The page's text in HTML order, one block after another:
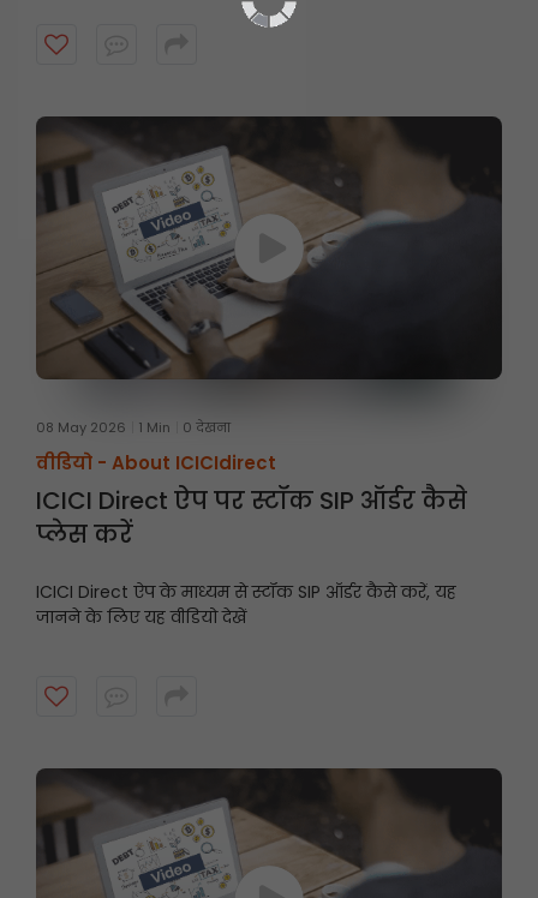
08 May 2026 1 Min 0 देखना
वीडियो - About ICICIdirect
ICICI Direct ऐप पर स्टॉक SIP ऑर्डर कैसे
प्लेस करें
ICICI Direct ऐप के माध्यम से स्टॉक SIP ऑर्डर कैसे करें, यह
जानने के लिए यह वीडियो देखें